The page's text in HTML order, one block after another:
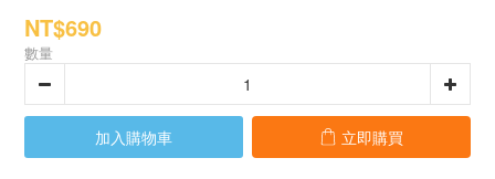
NT$690
數量
加入購物車 立即購買